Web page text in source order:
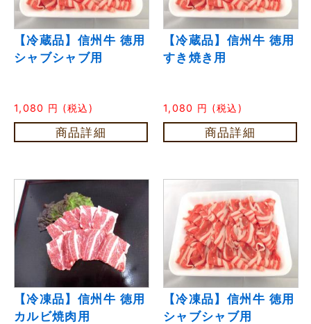
【冷蔵品】信州牛 徳用
シャブシャブ用
1,080 円 (税込)
商品詳細
【冷蔵品】信州牛 徳用
すき焼き用
1,080 円 (税込)
商品詳細
【冷凍品】信州牛 徳用
カルビ焼肉用
【冷凍品】信州牛 徳用
シャブシャブ用